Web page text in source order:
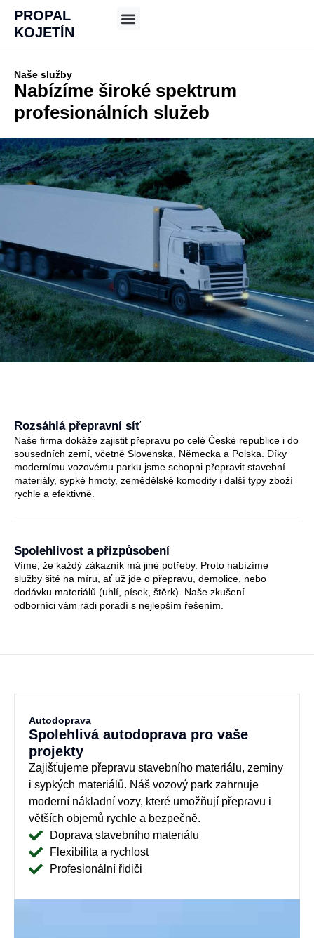
PROPAL
KOJETÍN
Naše služby
Nabízíme široké spektrum
profesionálních služeb
Rozsáhlá přepravní síť
Naše firma dokáže zajistit přepravu po celé České republice i do
sousedních zemí, včetně Slovenska, Německa a Polska. Díky
modernímu vozovému parku jsme schopni přepravit stavební
materiály, sypké hmoty, zemědělské komodity i další typy zboží
rychle a efektivně.
Spolehlivost a přizpůsobení
Víme, že každý zákazník má jiné potřeby. Proto nabízíme
služby šité na míru, ať už jde o přepravu, demolice, nebo
dodávku materiálů (uhlí, písek, štěrk). Naše zkušení
odborníci vám rádi poradí s nejlepším řešením.
Autodoprava
Spolehlivá autodoprava pro vaše
projekty
Zajišťujeme přepravu stavebního materiálu, zeminy
i sypkých materiálů. Náš vozový park zahrnuje
moderní nákladní vozy, které umožňují přepravu i
větších objemů rychle a bezpečně.
Doprava stavebního materiálu
Flexibilita a rychlost
Profesionální řidiči